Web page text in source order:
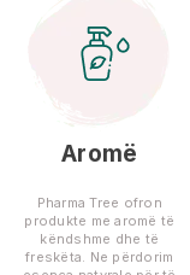
Aromë
Pharma Tree ofron
produkte me aromë të
këndshme dhe të
freskëta. Ne përdorim